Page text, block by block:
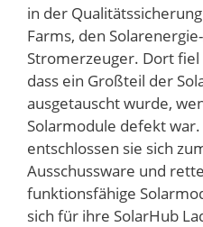
in der
Farms, den
Stromerzeuger. Dort
dass ein Großteil der
ausgetauscht wurde,
Solarmodule defekt
entschlossen sie sich
Ausschussware und
funktionsfähige
sich für ihre SolarHub